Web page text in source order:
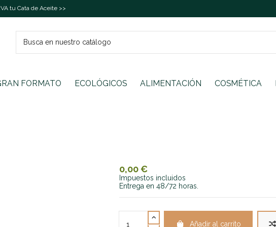
tu Cata de Aceite >>
FORMATO ECOLÓGICOS ALIMENTACIÓN COSMÉTICA
0,00 €
Impuestos incluidos
Entrega en 48/72 horas.
Añadir al carrito